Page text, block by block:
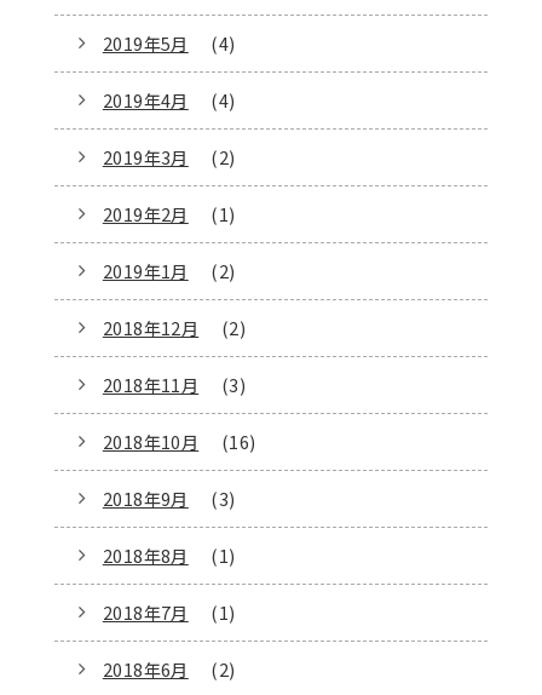
2019年5月 (4)
2019年4月 (4)
2019年3月 (2)
2019年2月 (1)
2019年1月 (2)
2018年12月 (2)
2018年11月 (3)
2018年10月 (16)
2018年9月 (3)
2018年8月 (1)
2018年7月 (1)
2018年6月 (2)